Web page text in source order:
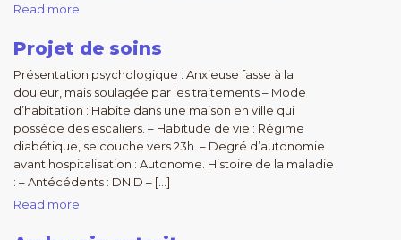
Read more
Projet de soins
Présentation psychologique : Anxieuse fasse à la
douleur, mais soulagée par les traitements – Mode
d’habitation : Habite dans une maison en ville qui
possède des escaliers. – Habitude de vie : Régime
diabétique, se couche vers 23h. – Degré d’autonomie
avant hospitalisation : Autonome. Histoire de la maladie
: – Antécédents : DNID – […]
Read more